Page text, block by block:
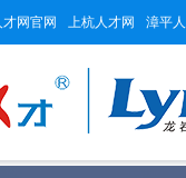
网官网 上杭人才网 漳平